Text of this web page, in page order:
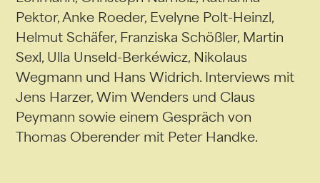
Pektor, Anke Roeder, Evelyne Polt-Heinzl,
Helmut Schäfer, Franziska Schößler, Martin
Sexl, Ulla Unseld-Berkéwicz, Nikolaus
Wegmann und Hans Widrich. Interviews mit
Jens Harzer, Wim Wenders und Claus
Peymann sowie einem Gespräch von
Thomas Oberender mit Peter Handke.